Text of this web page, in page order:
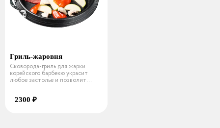
Гриль-жаровня
Сковорода-гриль для жарки
корейского барбекю украсит
любое застолье и позволит
2300 ₽